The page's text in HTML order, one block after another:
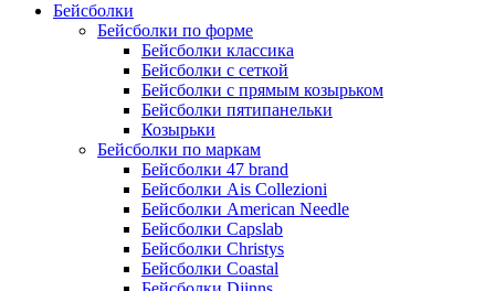
Бейсболки
Бейсболки по форме
Бейсболки классика
Бейсболки с сеткой
Бейсболки с прямым козырьком
Бейсболки пятипанельки
Козырьки
Бейсболки по маркам
Бейсболки 47 brand
Бейсболки Ais Collezioni
Бейсболки American Needle
Бейсболки Capslab
Бейсболки Christys
Бейсболки Coastal